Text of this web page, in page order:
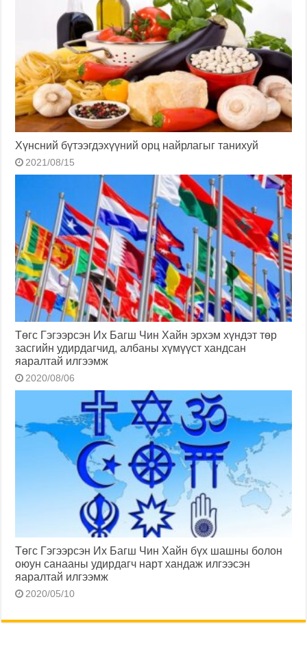
Хүнсний бүтээгдэхүүний орц найрлагыг танихуй
2021/08/15
Төгс Гэгээрсэн Их Багш Чин Хайн эрхэм хүндэт төр
засгийн удирдагчид, албаны хүмүүст хандсан
яаралтай илгээмж
2020/08/06
Төгс Гэгээрсэн Их Багш Чин Хайн бүх шашны болон
оюун санааны удирдагч нарт хандаж илгээсэн
яаралтай илгээмж
2020/05/10